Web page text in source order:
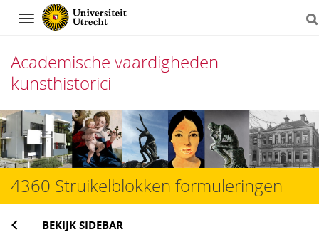
Navigation
Academische vaardigheden
kunsthistorici
Direct
naar
het
inhoud
4360 Struikelblokken formuleringen
BEKIJK SIDEBAR